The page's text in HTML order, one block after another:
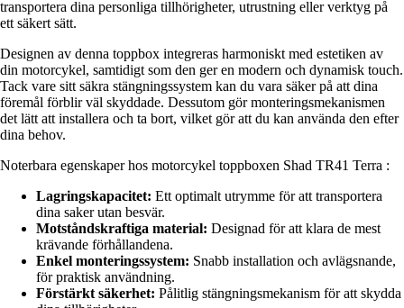
transportera dina personliga tillhörigheter, utrustning eller verktyg på
ett säkert sätt.
Designen av denna toppbox integreras harmoniskt med estetiken av
din motorcykel, samtidigt som den ger en modern och dynamisk touch.
Tack vare sitt säkra stängningssystem kan du vara säker på att dina
föremål förblir väl skyddade. Dessutom gör monteringsmekanismen
det lätt att installera och ta bort, vilket gör att du kan använda den efter
dina behov.
Noterbara egenskaper hos motorcykel toppboxen Shad TR41 Terra :
Lagringskapacitet: Ett optimalt utrymme för att transportera
dina saker utan besvär.
Motståndskraftiga material: Designad för att klara de mest
krävande förhållandena.
Enkel monteringssystem: Snabb installation och avlägsnande,
för praktisk användning.
Förstärkt säkerhet: Pålitlig stängningsmekanism för att skydda